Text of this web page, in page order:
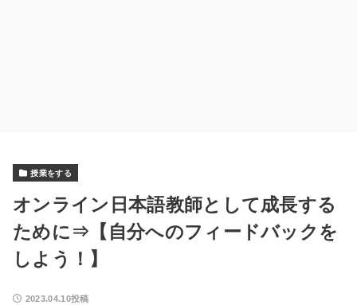
授業をする
オンライン日本語教師として成長する
ために⇒【自分へのフィードバックを
しよう！】
2023.04.10投稿